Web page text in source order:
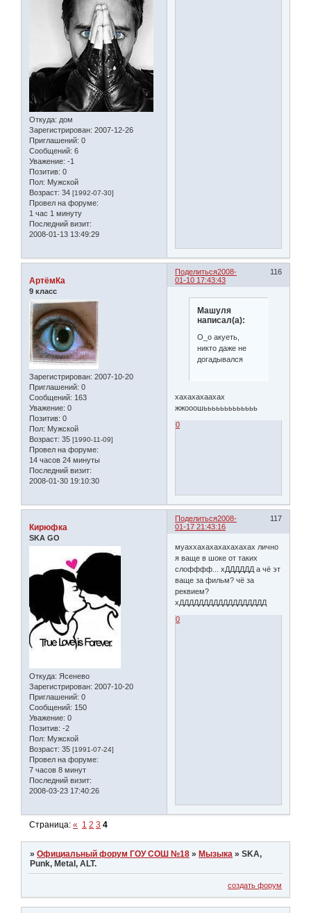
Откуда: дом
Зарегистрирован: 2007-12-26
Приглашений: 0
Сообщений: 6
Уважение: -1
Позитив: 0
Пол: Мужской
Возраст: 34 [1992-07-30]
Провел на форуме:
1 час 1 минуту
Последний визит:
2008-01-13 13:49:29
Поделиться 116
2008-
01-10 17:43:43
АртёмКа
9 класс
Зарегистрирован: 2007-10-20
Приглашений: 0
Сообщений: 163
Уважение: 0
Позитив: 0
Пол: Мужской
Возраст: 35 [1990-11-09]
Провел на форуме:
14 часов 24 минуты
Последний визит:
2008-01-30 19:10:30
Машуля
написал(а):
О_о акуеть,
никто даже не
догадывался
хахахахаахах
жжооошььььььььььььь
0
Поделиться 117
2008-
01-17 21:43:16
Кирюфка
SKA GO
Откуда: Ясенево
Зарегистрирован: 2007-10-20
Приглашений: 0
Сообщений: 150
Уважение: 0
Позитив: -2
Пол: Мужской
Возраст: 35 [1991-07-24]
Провел на форуме:
7 часов 8 минут
Последний визит:
2008-03-23 17:40:26
муаххахахахахахахах лично
я ваще в шоке от таких
слофффф... хДДДДДД а чё эт
ваще за фильм? чё за
реквием?
хДДДДДДДДДДДДДДДДДД
0
Страница:« 1 2 3 4
»Официальный форум ГОУ СОШ №18 »Мызыка »SKA,
Punk, Metal, ALT.
создать форум